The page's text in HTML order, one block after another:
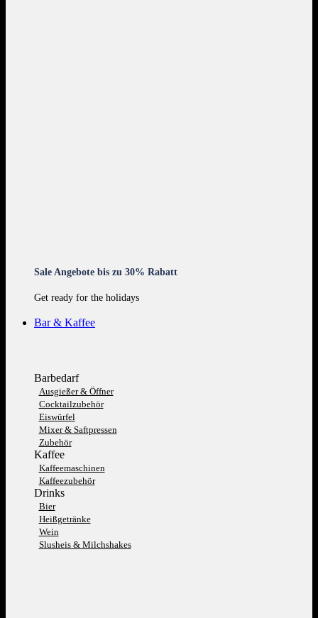
Sale Angebote bis zu 30% Rabatt
Get ready for the holidays
Bar & Kaffee
Barbedarf
Ausgießer & Öffner
Cocktailzubehör
Eiswürfel
Mixer & Saftpressen
Zubehör
Kaffee
Kaffeemaschinen
Kaffeezubehör
Drinks
Bier
Heißgetränke
Wein
Slusheis & Milchshakes